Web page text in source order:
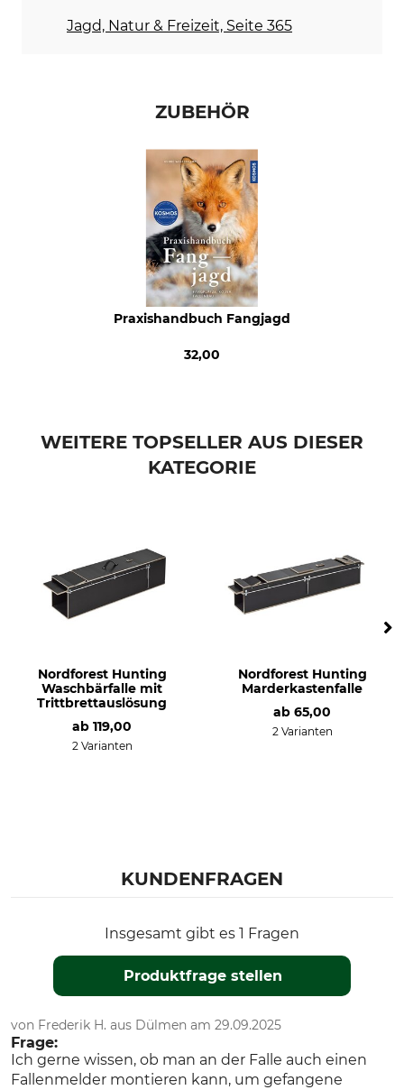
Jagd, Natur & Freizeit, Seite 365
ZUBEHÖR
Praxishandbuch Fangjagd
32,00
WEITERE TOPSELLER AUS DIESER
KATEGORIE
Nordforest Hunting
Waschbärfalle mit
Trittbrettauslösung
ab 119,00
2 Varianten
Nordforest Hunting
Marderkastenfalle
ab 65,00
2 Varianten
KUNDENFRAGEN
Insgesamt gibt es 1 Fragen
Produktfrage stellen
von Frederik H. aus Dülmen am 29.09.2025
Frage:
Ich gerne wissen, ob man an der Falle auch einen
Fallenmelder montieren kann, um gefangene